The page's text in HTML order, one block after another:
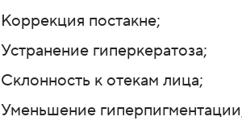
Коррекция постакне;
Устранение гиперкератоза;
Склонность к отекам лица;
Уменьшение